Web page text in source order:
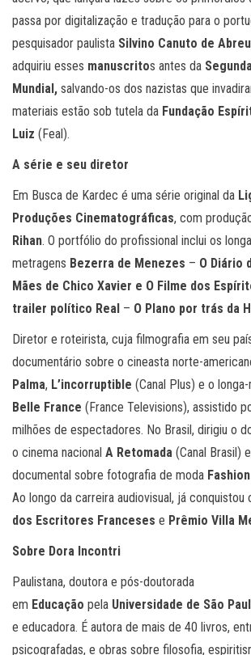
passa por digitalização e tradução para o
pesquisador paulista Silvino Canuto de Abreu
adquiriu esses manuscritos antes da
Mundial, salvando-os dos nazistas que
materiais estão sob tutela da Fundação
Luiz (Feal).
A série e seu diretor
Em Busca de Kardec é uma série original da
Produções Cinematográficas, com
Rihan. O portfólio do profissional inclui os
metragens Bezerra de Menezes – O Diário
Mães de Chico Xavier e O Filme dos
trailer político Real – O Plano por trás da
Diretor e roteirista, cuja filmografia em seu
documentário sobre o cineasta norte-
Palma, L’incorruptible (Canal Plus) e o
Belle France (France Televisions), assistido
milhões de espectadores. No Brasil, dirigiu o
o cinema nacional A Retomada (Canal Brasil)
documental sobre fotografia de moda
Ao longo da carreira audiovisual, já conquistou
dos Escritores Franceses e Prêmio Villa
Sobre Dora Incontri
Paulistana, doutora e pós-doutorada
em Educação pela Universidade de São
e educadora. É autora de mais de 40 livros,
psicografadas, e obras sobre filosofia,